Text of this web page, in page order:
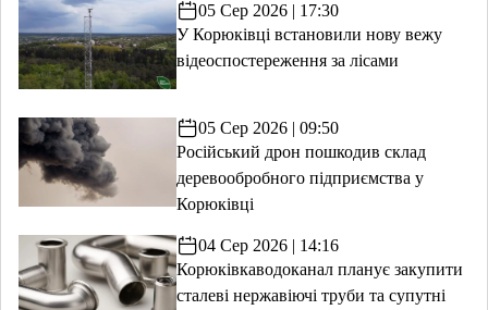
05 Сер 2026 | 17:30
У Корюківці встановили нову вежу
відеоспостереження за лісами
05 Сер 2026 | 09:50
Російський дрон пошкодив склад
деревообробного підприємства у
Корюківці
04 Сер 2026 | 14:16
Корюківкаводоканал планує закупити
сталеві нержавіючі труби та супутні